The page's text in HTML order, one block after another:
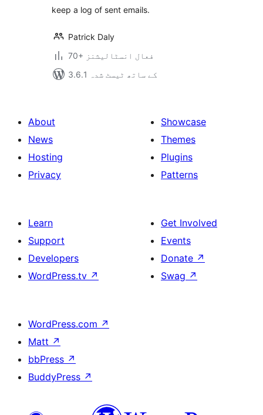
keep a log of sent emails.
Patrick Daly
70+ فعال انسٹالیشنز
3.6.1 کے ساتھ ٹیسٹ شدہ
About
News
Hosting
Privacy
Showcase
Themes
Plugins
Patterns
Learn
Support
Developers
WordPress.tv ↗
Get Involved
Events
Donate ↗
Swag ↗
WordPress.com ↗
Matt ↗
bbPress ↗
BuddyPress ↗